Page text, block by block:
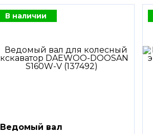
В наличии
Ведомый вал